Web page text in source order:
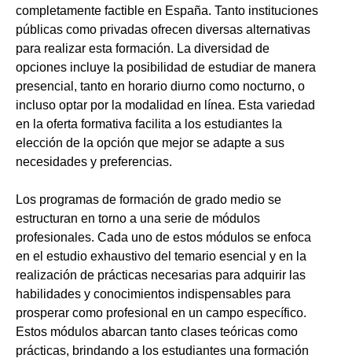
completamente factible en España. Tanto instituciones
públicas como privadas ofrecen diversas alternativas
para realizar esta formación. La diversidad de
opciones incluye la posibilidad de estudiar de manera
presencial, tanto en horario diurno como nocturno, o
incluso optar por la modalidad en línea. Esta variedad
en la oferta formativa facilita a los estudiantes la
elección de la opción que mejor se adapte a sus
necesidades y preferencias.
Los programas de formación de grado medio se
estructuran en torno a una serie de módulos
profesionales. Cada uno de estos módulos se enfoca
en el estudio exhaustivo del temario esencial y en la
realización de prácticas necesarias para adquirir las
habilidades y conocimientos indispensables para
prosperar como profesional en un campo específico.
Estos módulos abarcan tanto clases teóricas como
prácticas, brindando a los estudiantes una formación